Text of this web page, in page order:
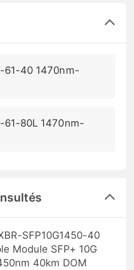
61-40 1470nm-
61-80L 1470nm-
SFP10G1450-40
Module SFP+ 10G
40km DOM